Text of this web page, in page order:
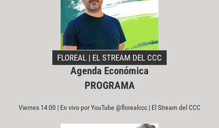
FLOREAL | EL STREAM DEL CCC
Agenda Económica
PROGRAMA
Viernes 14:00 | En vivo por YouTube @florealccc | El Stream del CCC